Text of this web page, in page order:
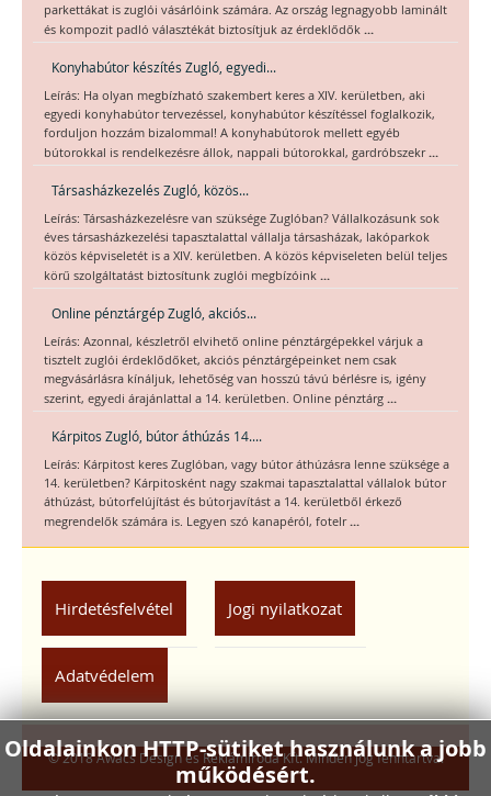
parkettákat is zuglói vásárlóink számára. Az ország legnagyobb laminált
és kompozit padló választékát biztosítjuk az érdeklődők ...
Konyhabútor készítés Zugló, egyedi...
Leírás: Ha olyan megbízható szakembert keres a XIV. kerületben, aki
egyedi konyhabútor tervezéssel, konyhabútor készítéssel foglalkozik,
forduljon hozzám bizalommal! A konyhabútorok mellett egyéb
bútorokkal is rendelkezésre állok, nappali bútorokkal, gardróbszekr ...
Társasházkezelés Zugló, közös...
Leírás: Társasházkezelésre van szüksége Zuglóban? Vállalkozásunk sok
éves társasházkezelési tapasztalattal vállalja társasházak, lakóparkok
közös képviseletét is a XIV. kerületben. A közös képviseleten belül teljes
körű szolgáltatást biztosítunk zuglói megbízóink ...
Online pénztárgép Zugló, akciós...
Leírás: Azonnal, készletről elvihető online pénztárgépekkel várjuk a
tisztelt zuglói érdeklődőket, akciós pénztárgépeinket nem csak
megvásárlásra kínáljuk, lehetőség van hosszú távú bérlésre is, igény
szerint, egyedi árajánlattal a 14. kerületben. Online pénztárg ...
Kárpitos Zugló, bútor áthúzás 14....
Leírás: Kárpitost keres Zuglóban, vagy bútor áthúzásra lenne szüksége a
14. kerületben? Kárpitosként nagy szakmai tapasztalattal vállalok bútor
áthúzást, bútorfelújítást és bútorjavítást a 14. kerületből érkező
megrendelők számára is. Legyen szó kanapéról, fotelr ...
Hirdetésfelvétel Jogi nyilatkozat
Adatvédelem
Oldalainkon HTTP-sütiket használunk a jobb
működésért.
© 2018 Awacs Design és Reklámiroda Kft. Minden jog fenntartva.